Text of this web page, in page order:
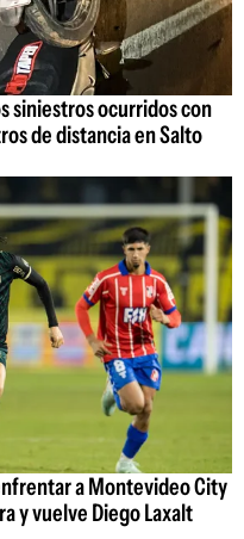
siniestros ocurridos con
de distancia en Salto
a Montevideo City
y vuelve Diego Laxalt